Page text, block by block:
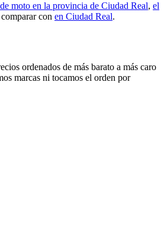
moto en la provincia de Ciudad Real, el
con en Ciudad Real.
ordenados de más barato a más caro
marcas ni tocamos el orden por